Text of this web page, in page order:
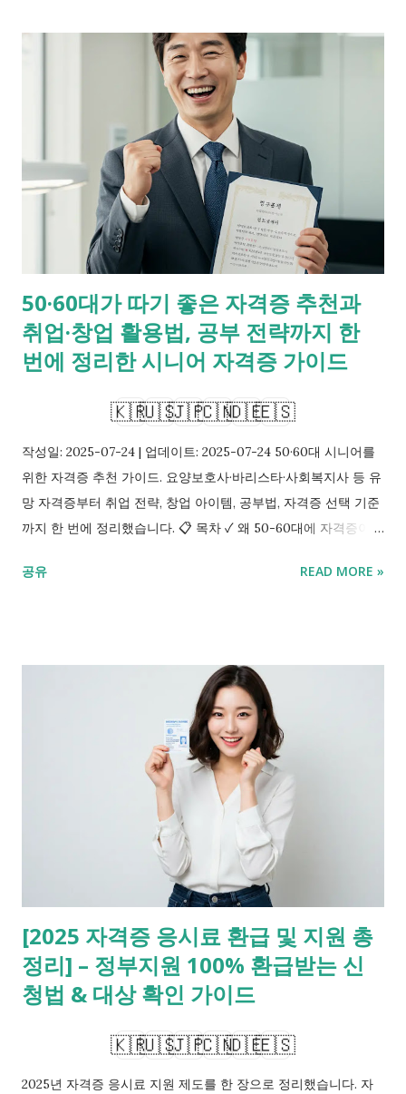
50·60대가 따기 좋은 자격증 추천과
취업·창업 활용법, 공부 전략까지 한
번에 정리한 시니어 자격증 가이드
🇰🇷🇺🇸🇯🇵🇨🇳🇩🇪🇪🇸
작성일: 2025-07-24 | 업데이트: 2025-07-24 50·60대 시니어를
위한 자격증 추천 가이드. 요양보호사·바리스타·사회복지사 등 유
망 자격증부터 취업 전략, 창업 아이템, 공부법, 자격증 선택 기준
까지 한 번에 정리했습니다. 📋 목차 ✓ 왜 50-60대에 자격증이
업 전략 ✓ 자격증 기반 창업 아이템 분석 ✓ 나에게 맞는 자격증
큰 도움이 됩니다. Q. 창업에 유리한 자격증은 무엇인가요? A. 요
양보호사, 제과제빵기능사, 바리스타, 반려동물관리사 등이 창업
과 연계가 뛰어납니다. 자격증은 시니어 세대에게 두 번째 커리어
를 여는 열쇠입니다. 안정적인 노후와 자아실현을 위한 선택, 지
금 바로 시작해보세요. 📌 왜 50-60대에 자격증이 중요한가?
50~60대는 은퇴 이후 삶을 준비하거나 퇴직 후 재취업을 고려하
는 중요한 시점입니다. 특히 공공기관, 복지시설, 전문직종 등에
서의 중장년층 수요가 증가하면서 자격증은 경쟁력을 높이는 확
실한 수단이 되고 있습니다. 자격증은 단순히 이력서에 한 줄 더
하는 것을 넘어, 실질적인 전문성과 신뢰도를 제공하며, 자기 계
발의 의미도 큽니다. 또한, 새로운 일자리를 창출하거나 부업, 프
리랜서 형태의 수입을 창출할 수 있는 발판이 됩니다. 이유 설명
재취업 경쟁력 ...
공유 READ MORE »
[2025 자격증 응시료 환급 및 지원 총
정리] – 정부지원 100% 환급받는 신
청법 & 대상 확인 가이드
🇰🇷🇺🇸🇯🇵🇨🇳🇩🇪🇪🇸
2025년 자격증 응시료 지원 제도를 한 장으로 정리했습니다. 자